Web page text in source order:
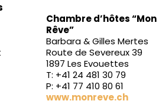
Chambre d’hôtes “Mon
Rêve”
Barbara & Gilles Mertes
Route de Severeux 39
1897 Les Evouettes
T: +41 24 481 30 79
P: +41 77 410 80 61
www.monreve.ch